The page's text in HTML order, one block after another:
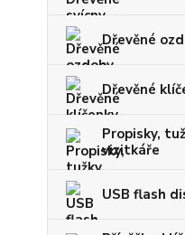
Dřevěné
Dřevěné
Propisky,
vizitkáře
USB flash